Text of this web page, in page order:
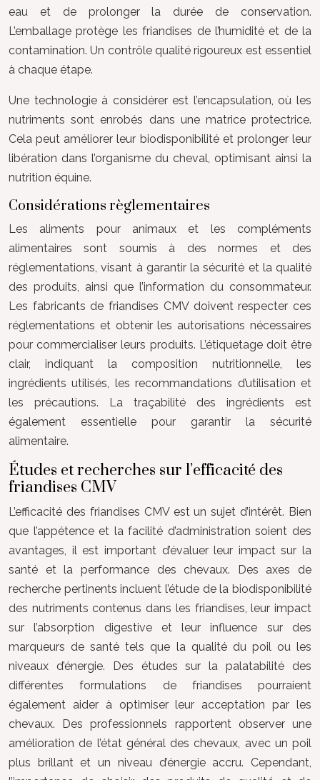
eau et de prolonger la durée de conservation.
L’emballage protège les friandises de l’humidité et de la
contamination. Un contrôle qualité rigoureux est essentiel
à chaque étape.
Une technologie à considérer est l’encapsulation, où les
nutriments sont enrobés dans une matrice protectrice.
Cela peut améliorer leur biodisponibilité et prolonger leur
libération dans l’organisme du cheval, optimisant ainsi la
nutrition équine.
Considérations règlementaires
Les aliments pour animaux et les compléments
alimentaires sont soumis à des normes et des
réglementations, visant à garantir la sécurité et la qualité
des produits, ainsi que l’information du consommateur.
Les fabricants de friandises CMV doivent respecter ces
réglementations et obtenir les autorisations nécessaires
pour commercialiser leurs produits. L’étiquetage doit être
clair, indiquant la composition nutritionnelle, les
ingrédients utilisés, les recommandations d’utilisation et
les précautions. La traçabilité des ingrédients est
également essentielle pour garantir la sécurité
alimentaire.
Études et recherches sur l’efficacité des
friandises CMV
L’efficacité des friandises CMV est un sujet d’intérêt. Bien
que l’appétence et la facilité d’administration soient des
avantages, il est important d’évaluer leur impact sur la
santé et la performance des chevaux. Des axes de
recherche pertinents incluent l’étude de la biodisponibilité
des nutriments contenus dans les friandises, leur impact
sur l’absorption digestive et leur influence sur des
marqueurs de santé tels que la qualité du poil ou les
niveaux d’énergie. Des études sur la palatabilité des
différentes formulations de friandises pourraient
également aider à optimiser leur acceptation par les
chevaux. Des professionnels rapportent observer une
amélioration de l’état général des chevaux, avec un poil
plus brillant et un niveau d’énergie accru. Cependant,